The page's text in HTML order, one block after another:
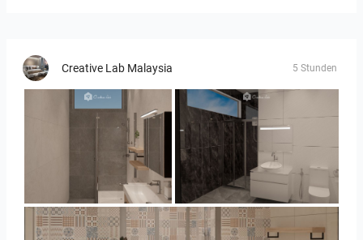
Creative Lab Malaysia 5 Stunden
Collen_Bathroom Collen_Bathroom